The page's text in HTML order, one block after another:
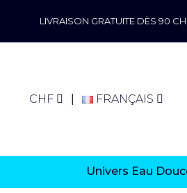
LIVRAISON GRATUITE DÈS 90
CHF FRANÇAIS
Univers Eau